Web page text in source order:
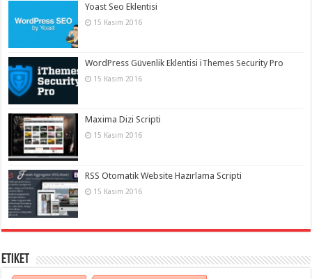
Yoast Seo Eklentisi
15 Kasım 2016
WordPress Güvenlik Eklentisi iThemes Security Pro
15 Kasım 2016
Maxima Dizi Scripti
15 Kasım 2016
RSS Otomatik Website Hazırlama Scripti
15 Kasım 2016
Etiket